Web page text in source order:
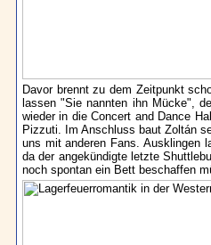
Davor brennt zu dem Zeitpunkt
lassen "Sie nannten ihn Mücke",
wieder in die Concert and Dance
Pizzuti. Im Anschluss baut Zoltán
uns mit anderen Fans. Ausklingen
da der angekündigte letzte
noch spontan ein Bett beschaffen